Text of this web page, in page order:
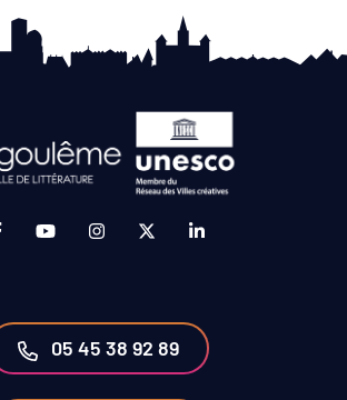
Lien vers le compte Facebook (ouverture
Lien vers la chaîne Youtube
Lien vers le compte
Lien vers le compte
Lien vers le
05 45 38 92 89